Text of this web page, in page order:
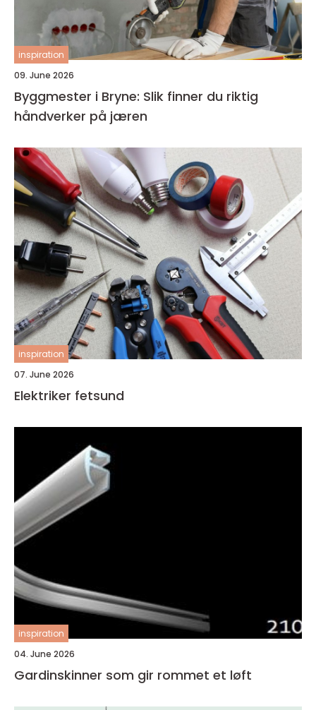
inspiration
09. June 2026
Byggmester i Bryne: Slik finner du riktig
håndverker på jæren
inspiration
07. June 2026
Elektriker fetsund
inspiration
04. June 2026
Gardinskinner som gir rommet et løft